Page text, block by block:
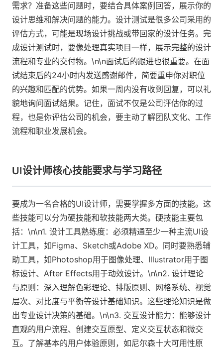
需求？准备这些问题时，要结合具体案例回答，展示你的
设计思维和解决问题的能力。设计测试是很多公司采用的
评估方式，可能是现场设计挑战或带回家的设计任务。完
成设计测试时，要像处理真实项目一样，展示完整的设计
流程和专业的交付物。\n\n面试后的跟进也很重要。在面
试结束后的24小时内发送感谢邮件，简要重申你对职位
的兴趣和匹配的优势。如果一周内没有收到回复，可以礼
貌地询问面试结果。记住，面试不仅是公司评估你的过
程，也是你评估公司的机会，要主动了解团队文化、工作
流程和职业发展机会。
UI设计师核心技能要求与学习路径
要成为一名合格的UI设计师，需要掌握多方面的技能。这
些技能可以分为硬技能和软技能两大类。硬技能主要包
括：\n\n1. 设计工具熟练度：必须精通至少一种主流UI设
计工具，如Figma、Sketch或Adobe XD。同时要熟悉辅
助工具，如Photoshop用于图像处理、Illustrator用于图
标设计、After Effects用于动效设计。\n\n2. 设计理论
与原则：深入理解色彩理论、排版原则、网格系统、视觉
层次、对比度与平衡等设计基础知识。这些理论知识是做
出专业设计决策的基础。\n\n3. 交互设计能力：能够设计
直观的用户流程、创建交互原型、定义交互状态和微交
互。了解基本的用户体验原则，如尼尔森十大可用性原